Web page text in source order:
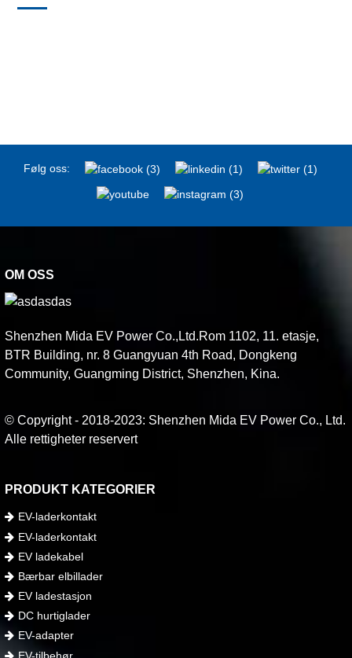
Følg oss:
OM OSS
Shenzhen Mida EV Power Co.,Ltd.Rom 1102, 11. etasje,
BTR Building, nr. 8 Guangyuan 4th Road, Dongkeng
Community, Guangming District, Shenzhen, Kina.
© Copyright - 2018-2023: Shenzhen Mida EV Power Co., Ltd.
Alle rettigheter reservert
PRODUKT KATEGORIER
EV-laderkontakt
EV-laderkontakt
EV ladekabel
Bærbar elbillader
EV ladestasjon
DC hurtiglader
EV-adapter
EV-tilbehør